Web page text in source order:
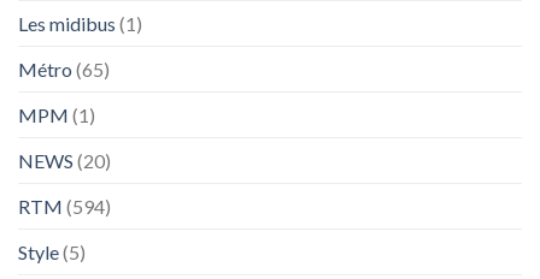
Les midibus (1)
Métro (65)
MPM (1)
NEWS (20)
RTM (594)
Style(5)